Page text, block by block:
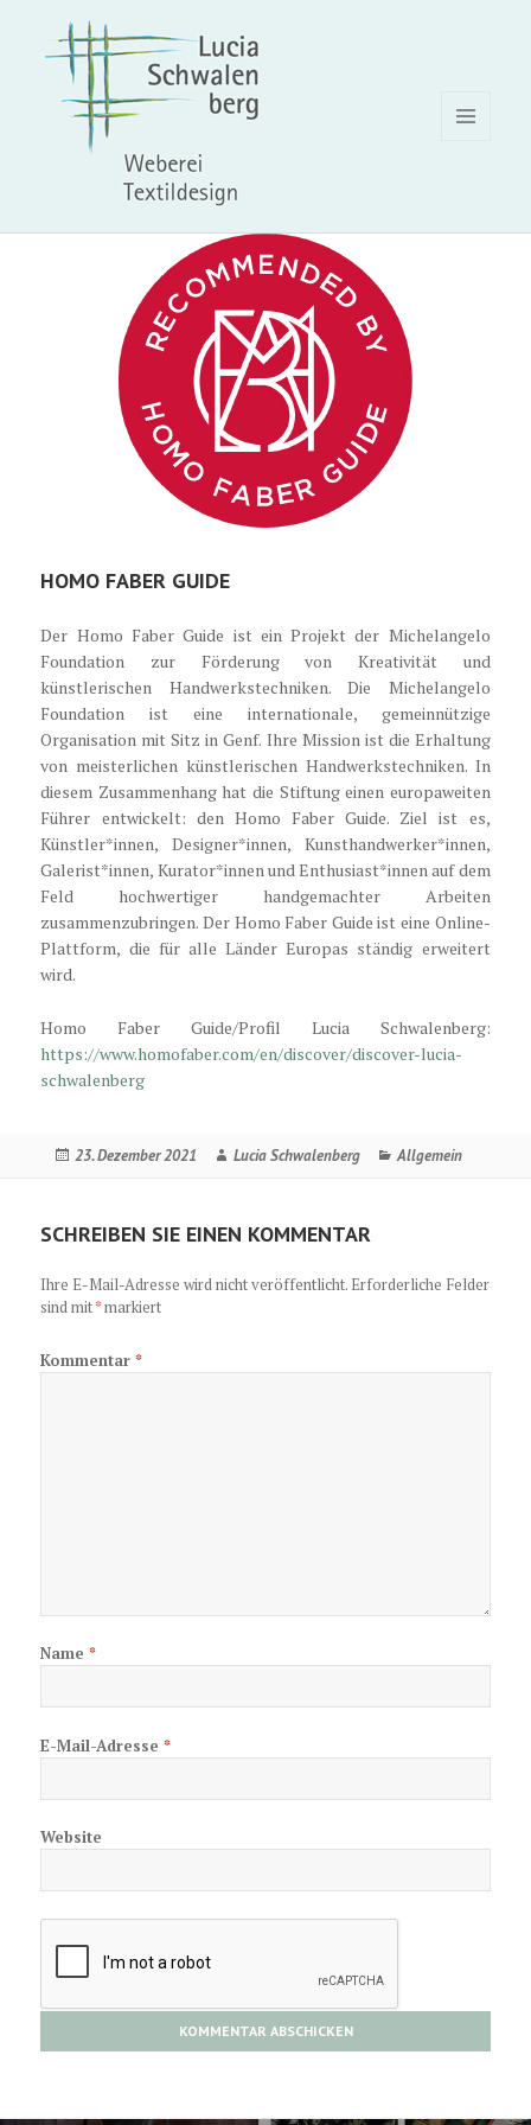
HOMO FABER GUIDE
Der Homo Faber Guide ist ein Projekt der Michelangelo
Foundation zur Förderung von Kreativität und
künstlerischen Handwerkstechniken. Die Michelangelo
Foundationist eine internationale, gemeinnützige
Organisation mit Sitz in Genf. Ihre Mission ist die Erhaltung
von meisterlichen künstlerischen Handwerkstechniken. In
diesem Zusammenhang hat die Stiftung einen europaweiten
Führer entwickelt: den Homo Faber Guide. Ziel ist es,
Künstler*innen, Designer*innen, Kunsthandwerker*innen,
Galerist*innen, Kurator*innen und Enthusiast*innen auf dem
Feld hochwertiger handgemachter Arbeiten
zusammenzubringen. Der Homo Faber Guide ist eine Online-
Plattform, die für alle Länder Europas ständig erweitert
wird.
Homo Faber Guide/Profil Lucia Schwalenberg:
https://www.homofaber.com/en/discover/discover-lucia-
schwalenberg
Veröffentlicht
23. Dezember 2021 Autor
Lucia Schwalenberg Kategorien
Allgemein
SCHREIBEN SIE EINEN KOMMENTAR
Ihre E-Mail-Adresse wird nicht veröffentlicht. Erforderliche Felder
sind mit*markiert
Kommentar*
Name*
E-Mail-Adresse*
Website